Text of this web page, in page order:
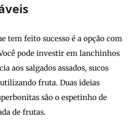
tem feito sucesso é a opção com
pode investir em lanchinhos
aos salgados assados, sucos
fruta. Duas ideias
são o espetinho de
de frutas.